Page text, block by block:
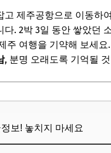
고 제주공항으로 이동하
다. 2박 3일 동안 쌓았던
주 여행을 기약해 보세요.
, 분명 오래도록 기억될
보! 놓치지 마세요